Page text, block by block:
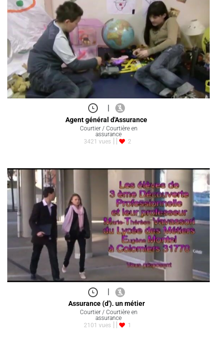
|
Agent général d'Assurance
Courtier / Courtière en
assurance
3421 vues
2
|
Assurance (d'). un métier
Courtier / Courtière en
assurance
2101 vues
1